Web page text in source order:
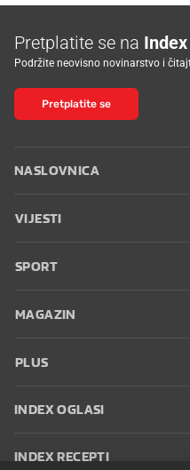
Pretplatite se na
Podržite neovisno novinarstvo i
Pretplatite se
NASLOVNICA
VIJESTI
SPORT
MAGAZIN
PLUS
INDEX OGLASI
INDEX RECEPTI